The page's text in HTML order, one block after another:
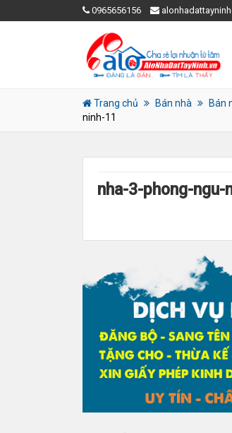
0965656156
Trang chủ Bán nhà Bán
ninh-11
nha-3-phong-ngu-